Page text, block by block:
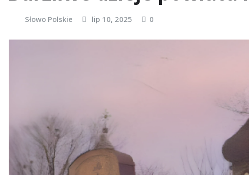
Słowo Polskie lip 10, 2025 0